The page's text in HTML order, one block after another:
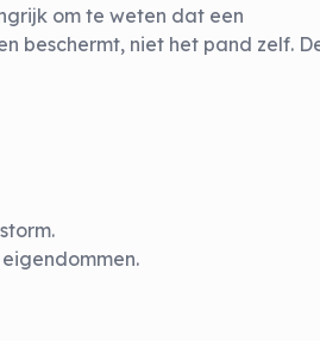
om te weten dat een
beschermt, niet het pand zelf.